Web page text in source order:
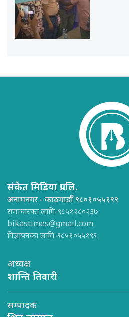
संकेत मिडिया प्रा.लि.
अनामनगर - काठमाडौँ ९८०१०५५१९९
समाचारका लागि-९८५१२८०२३७
bikastimes@gmail.com
विज्ञापनका लागि-९८५१०५५१९९
अध्यक्ष
शान्ति तिवारी
सम्पादक